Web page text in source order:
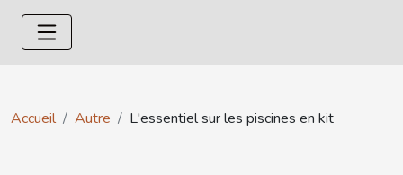
Accueil Autre L'essentiel sur les piscines en kit